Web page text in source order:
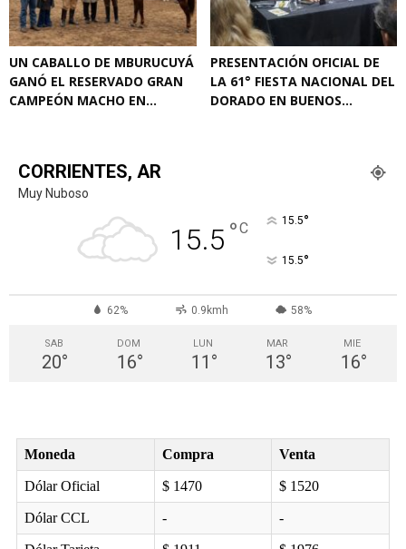
UN CABALLO DE MBURUCUYÁ
GANÓ EL RESERVADO GRAN
CAMPEÓN MACHO EN...
PRESENTACIÓN OFICIAL DE
LA 61° FIESTA NACIONAL DEL
DORADO EN BUENOS...
CORRIENTES, AR
Muy Nuboso
15.5 °C 15.5°
15.5°
62% 0.9kmh 58%
SAB
20°
DOM
16°
LUN
11 °
MAR
13°
MIE
16°